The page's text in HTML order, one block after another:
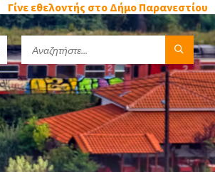
Γίνε εθελοντής στο Δήμο Παρανεστίου